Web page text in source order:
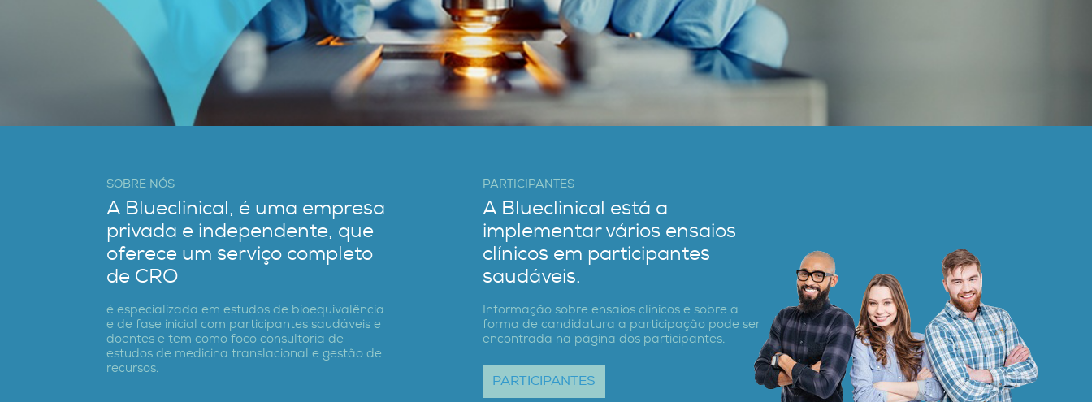
SOBRE NÓS
A Blueclinical, é uma empresa
privada e independente, que
oferece um serviço completo
de CRO
é especializada em estudos de bioequivalência
e de fase inicial com participantes saudáveis e
doentes e tem como foco consultoria de
estudos de medicina translacional e gestão de
recursos.
PARTICIPANTES
A Blueclinical está a
implementar vários ensaios
clínicos em participantes
saudáveis.
Informação sobre ensaios clínicos e sobre a
forma de candidatura a participação pode ser
encontrada na página dos participantes.
PARTICIPANTES